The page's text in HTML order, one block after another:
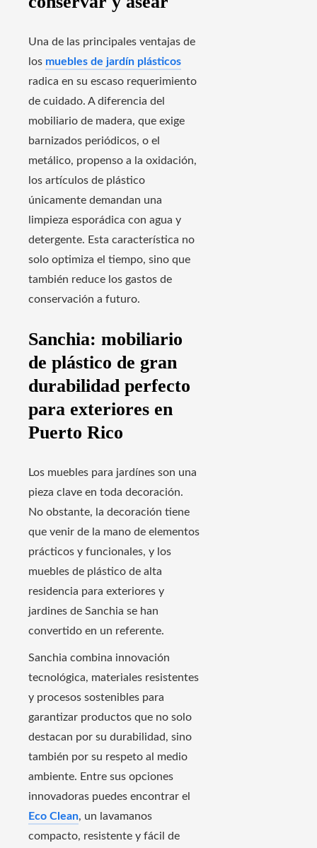
Una de las principales ventajas de
los muebles de jardín plásticos
radica en su escaso requerimiento
de cuidado. A diferencia del
mobiliario de madera, que exige
barnizados periódicos, o el
metálico, propenso a la oxidación,
los artículos de plástico
únicamente demandan una
limpieza esporádica con agua y
detergente. Esta característica no
solo optimiza el tiempo, sino que
también reduce los gastos de
conservación a futuro.
Sanchia: mobiliario
de plástico de gran
durabilidad perfecto
para exteriores en
Puerto Rico
Los muebles para jardínes son una
pieza clave en toda decoración.
No obstante, la decoración tiene
que venir de la mano de elementos
prácticos y funcionales, y los
muebles de plástico de alta
residencia para exteriores y
jardines de Sanchia se han
convertido en un referente.
Sanchia combina innovación
tecnológica, materiales resistentes
y procesos sostenibles para
garantizar productos que no solo
destacan por su durabilidad, sino
también por su respeto al medio
ambiente. Entre sus opciones
innovadoras puedes encontrar el
Eco Clean, un lavamanos
compacto, resistente y fácil de